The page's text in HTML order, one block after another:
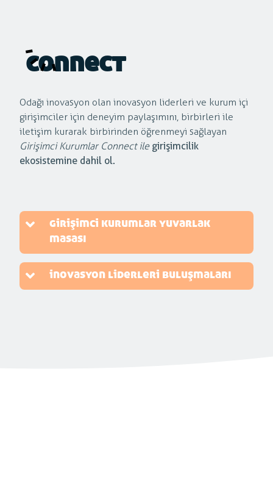
connect
Odağı inovasyon olan inovasyon liderleri ve kurum içi
girişimciler için deneyim paylaşımını, birbirleri ile
iletişim kurarak birbirinden öğrenmeyi sağlayan
Girişimci Kurumlar Connect ile girişimcilik
ekosistemine dahil ol.
girişimci kurumlar yuvarlak
masası
i̇novasyon liderleri buluşmaları